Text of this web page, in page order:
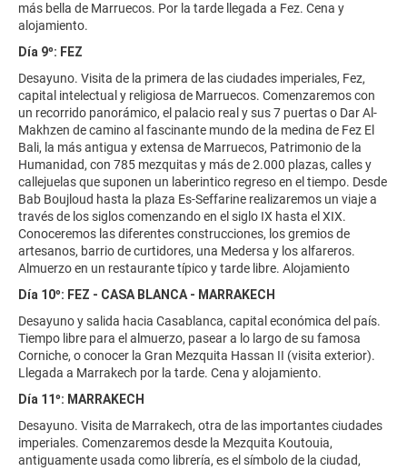
más bella de Marruecos. Por la tarde llegada a Fez. Cena y
alojamiento.
Día 9º: FEZ
Desayuno. Visita de la primera de las ciudades imperiales, Fez,
capital intelectual y religiosa de Marruecos. Comenzaremos con
un recorrido panorámico, el palacio real y sus 7 puertas o Dar Al-
Makhzen de camino al fascinante mundo de la medina de Fez El
Bali, la más antigua y extensa de Marruecos, Patrimonio de la
Humanidad, con 785 mezquitas y más de 2.000 plazas, calles y
callejuelas que suponen un laberintico regreso en el tiempo. Desde
Bab Boujloud hasta la plaza Es-Seffarine realizaremos un viaje a
través de los siglos comenzando en el siglo IX hasta el XIX.
Conoceremos las diferentes construcciones, los gremios de
artesanos, barrio de curtidores, una Medersa y los alfareros.
Almuerzo en un restaurante típico y tarde libre. Alojamiento
Día 10º: FEZ - CASA BLANCA - MARRAKECH
Desayuno y salida hacia Casablanca, capital económica del país.
Tiempo libre para el almuerzo, pasear a lo largo de su famosa
Corniche, o conocer la Gran Mezquita Hassan II (visita exterior).
Llegada a Marrakech por la tarde. Cena y alojamiento.
Día 11º: MARRAKECH
Desayuno. Visita de Marrakech, otra de las importantes ciudades
imperiales. Comenzaremos desde la Mezquita Koutouia,
antiguamente usada como librería, es el símbolo de la ciudad,